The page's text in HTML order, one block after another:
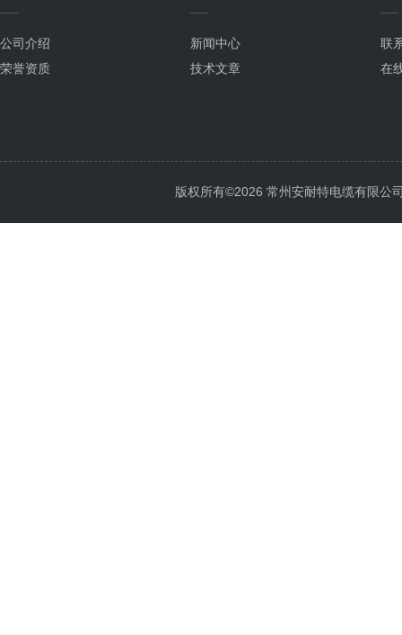
公司介绍
荣誉资质
新闻中心
技术文章
联
在
版权所有©2026 常州安耐特电缆有限